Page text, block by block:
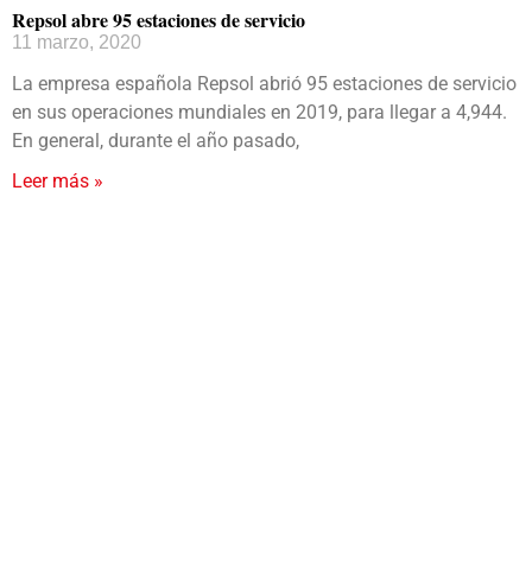
Repsol abre 95 estaciones de servicio
11 marzo, 2020
La empresa española Repsol abrió 95 estaciones de servicio
en sus operaciones mundiales en 2019, para llegar a 4,944.
En general, durante el año pasado,
Leer más »